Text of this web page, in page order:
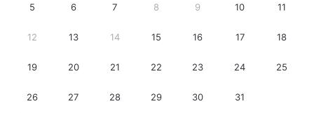
5 6 7 8 9 10 11
12 13 14 15 16 17 18
19 20 21 22 23 24 25
26 27 28 29 30 31